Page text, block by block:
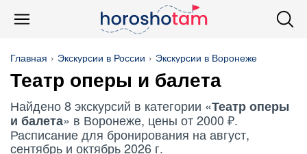
Главная Экскурсии в России Экскурсии в Воронеже
Театр оперы и балета
Найдено 8 экскурсий в категории «Театр оперы
и балета» в Воронеже, цены от 2000 ₽.
Расписание для бронирования на август,
сентябрь и октябрь 2026 г.